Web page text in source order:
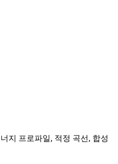
지 프로파일, 적정 곡선, 합성